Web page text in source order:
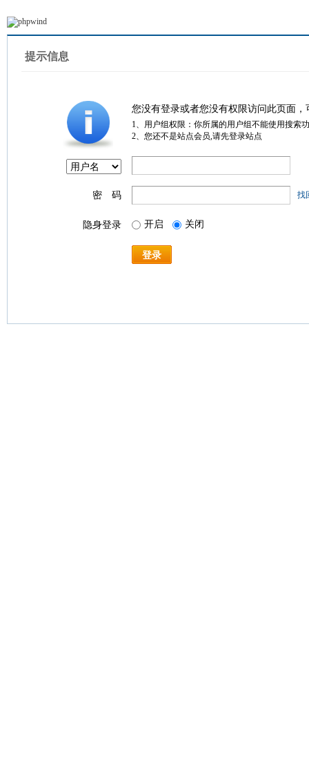
提示信息
您没有登录或者您没有权限访问此页面
1、用户组权限：你所属的用户组不能使用搜索
2、您还不是站点会员,请先登录站点
密 码 找
隐身登录 开启 关闭
登录